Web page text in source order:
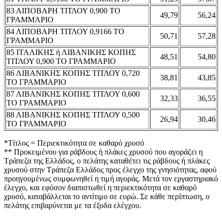
83 ΛΙΠΟΒΑΡΗ ΤΙΤΛΟΥ 0,900 ΤΟ
ΓΡΑΜΜΑΡΙΟ
49,79
56,24
84 ΛΙΠΟΒΑΡΗ ΤΙΤΛΟΥ 0,9166 ΤΟ
ΓΡΑΜΜΑΡΙΟ
50,71
57,28
85 ΙΤΑΛΙΚΗΣ ή ΛΙΒΑΝΙΚΗΣ ΚΟΠΗΣ
ΤΙΤΛΟΥ 0,900 ΤΟ ΓΡΑΜΜΑΡΙΟ
48,51
54,80
86 ΛΙΒΑΝΙΚΗΣ ΚΟΠΗΣ ΤΙΤΛΟΥ 0,720
ΤΟ ΓΡΑΜΜΑΡΙΟ
38,81
43,85
87 ΛΙΒΑΝΙΚΗΣ ΚΟΠΗΣ ΤΙΤΛΟΥ 0,600
ΤΟ ΓΡΑΜΜΑΡΙΟ
32,33
36,55
88 ΛΙΒΑΝΙΚΗΣ ΚΟΠΗΣ ΤΙΤΛΟΥ 0,500
ΤΟ ΓΡΑΜΜΑΡΙΟ
26,94 30,46
*Τίτλος = Περιεκτικότητα σε καθαρό χρυσό
** Προκειμένου για ράβδους ή πλάκες χρυσού που αγοράζει η
Τράπεζα της Ελλάδος, ο πελάτης καταθέτει τις ράβδους ή πλάκες
χρυσού στην Τράπεζα Ελλάδος προς έλεγχο της γνησιότητας, αφού
προηγουμένως συμφωνηθεί η τιμή αγοράς. Μετά τον εργαστηριακό
έλεγχο, και εφόσον διαπιστωθεί η περιεκτικότητα σε καθαρό
χρυσό, καταβάλλεται το αντίτιμο σε ευρώ. Σε κάθε περίπτωση, ο
πελάτης επιβαρύνεται με τα έξοδα ελέγχου.